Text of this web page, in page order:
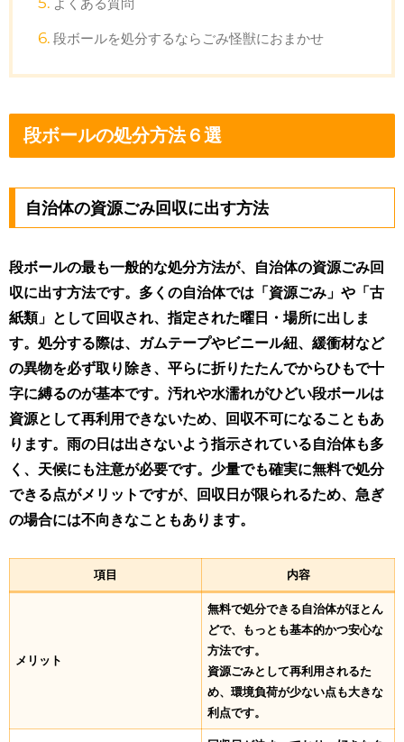
よくある質問
段ボールを処分するならごみ怪獣におまかせ
段ボールの処分方法６選
自治体の資源ごみ回収に出す方法
段ボールの最も一般的な処分方法が、自治体の資源ごみ回
収に出す方法です。多くの自治体では「資源ごみ」や「古
紙類」として回収され、指定された曜日・場所に出しま
す。処分する際は、ガムテープやビニール紐、緩衝材など
の異物を必ず取り除き、平らに折りたたんでからひもで十
字に縛るのが基本です。汚れや水濡れがひどい段ボールは
資源として再利用できないため、回収不可になることもあ
ります。雨の日は出さないよう指示されている自治体も多
く、天候にも注意が必要です。少量でも確実に無料で処分
できる点がメリットですが、回収日が限られるため、急ぎ
の場合には不向きなこともあります。
項目 内容
メリット
無料で処分できる自治体がほとん
どで、もっとも基本的かつ安心な
方法です。
資源ごみとして再利用されるた
め、環境負荷が少ない点も大きな
利点です。